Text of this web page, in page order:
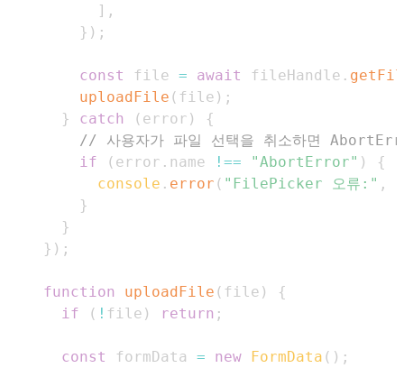
] ,
} ) ;
const file = await fileHandle .
uploadFile ( file ) ;
}
catch ( error )
{
// 사용자가 파일 선택을 취소하면
if
( error . name !== "AbortError" )
{
console . error ( "FilePicker 오류:" ,
}
}
} ) ;
function uploadFile ( file )
{
if
( ! file ) return ;
const formData = new FormData ( ) ;